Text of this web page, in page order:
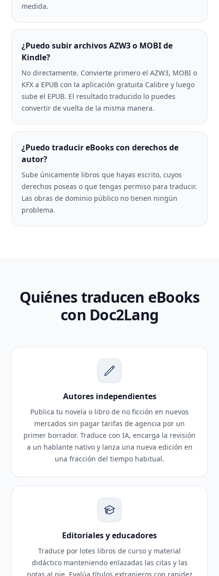
medida.
¿Puedo subir archivos AZW3 o MOBI de
Kindle?
No directamente. Convierte primero el AZW3, MOBI o
KFX a EPUB con la aplicación gratuita Calibre y luego
sube el EPUB. El resultado traducido lo puedes
convertir de vuelta de la misma manera.
¿Puedo traducir eBooks con derechos de
autor?
Sube únicamente libros que hayas escrito, cuyos
derechos poseas o que tengas permiso para traducir.
Las obras de dominio público no tienen ningún
problema.
Quiénes traducen eBooks
con Doc2Lang
Autores independientes
Publica tu novela o libro de no ficción en nuevos
mercados sin pagar tarifas de agencia por un
primer borrador. Traduce con IA, encarga la revisión
a un hablante nativo y lanza una nueva edición en
una fracción del tiempo habitual.
Editoriales y educadores
Traduce por lotes libros de curso y material
didáctico manteniendo enlazadas las citas y las
notas al pie. Evalúa títulos extranjeros con rapidez